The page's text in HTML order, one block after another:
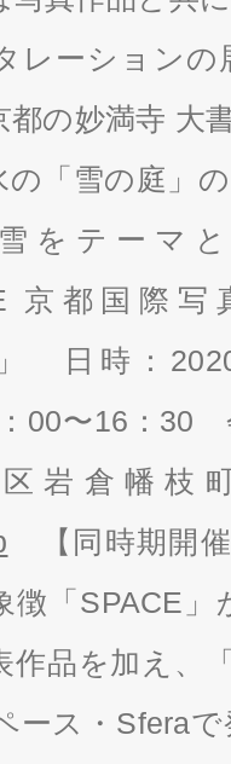
レーション
の妙満寺 大
の「雪の庭」
をテーマ
京都国際
」 日時：
00〜16：30
岩倉幡枝
【同時期開
徴「SPACE
作品を加え、
ース・Sfera